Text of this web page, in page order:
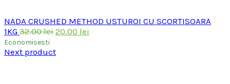
NADA CRUSHED METHOD USTUROI CU SCORTISOARA
1KG 32.00lei Prețul
a
20.00 lei
Economisesti
Next product